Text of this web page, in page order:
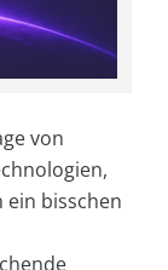
von
ein bisschen